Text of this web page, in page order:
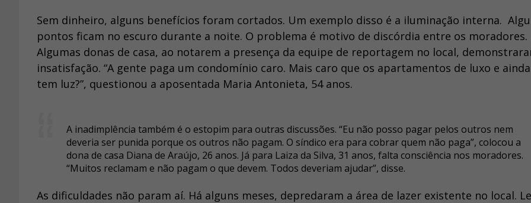
Sem dinheiro, alguns benefícios foram cortados. Um exemplo disso é a iluminação interna.
pontos ficam no escuro durante a noite. O problema é motivo de discórdia entre os moradores.
Algumas donas de casa, ao notarem a presença da equipe de reportagem no local,
insatisfação. “A gente paga um condomínio caro. Mais caro que os apartamentos de luxo e
tem luz?”, questionou a aposentada Maria Antonieta, 54 anos.
A inadimplência também é o estopim para outras discussões. “Eu não posso pagar pelos outros nem
deveria ser punida porque os outros não pagam. O síndico era para cobrar quem não paga”, colocou a
dona de casa Diana de Araújo, 26 anos. Já para Laiza da Silva, 31 anos, falta consciência nos moradores.
“Muitos reclamam e não pagam o que devem. Todos deveriam ajudar”, disse.
As dificuldades não param aí. Há alguns meses, depredaram a área de lazer existente no local.